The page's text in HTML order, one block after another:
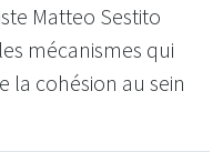
Matteo Sestito
mécanismes qui
la cohésion au sein